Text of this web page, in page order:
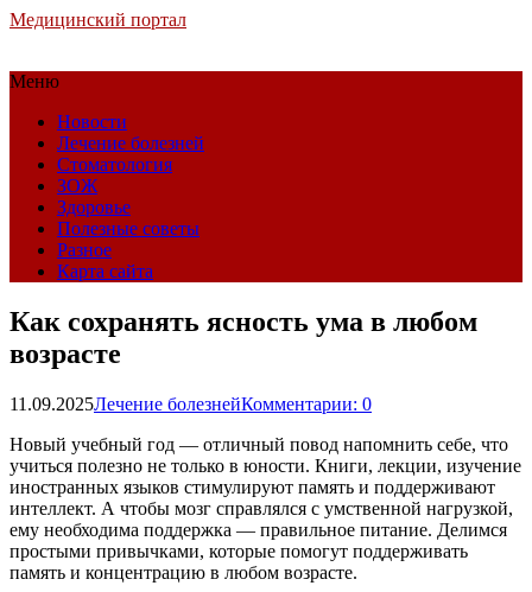
Медицинский портал
Меню
Новости
Лечение болезней
Стоматология
ЗОЖ
Здоровье
Полезные советы
Разное
Карта сайта
Как сохранять ясность ума в любом
возрасте
11.09.2025Лечение болезнейКомментарии: 0
Новый учебный год — отличный повод напомнить себе, что
учиться полезно не только в юности. Книги, лекции, изучение
иностранных языков стимулируют память и поддерживают
интеллект. А чтобы мозг справлялся с умственной нагрузкой,
ему необходима поддержка — правильное питание. Делимся
простыми привычками, которые помогут поддерживать
память и концентрацию в любом возрасте.